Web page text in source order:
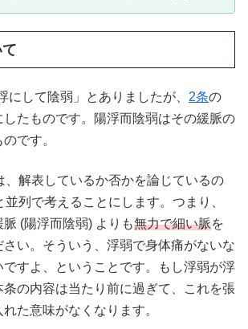
にして陰弱」とありましたが、 2条の
したものです。陽浮而陰弱はその緩脈の
です。
、解表しているか否かを論じているの
列で考えることにします。つまり、
(陽浮而陰弱) よりも無力で細い脈を
い。そういう、浮弱で身体痛がないな
ですよ、ということです。もし浮弱が浮
の内容は当たり前に過ぎて、これを張
た意味がなくなります。